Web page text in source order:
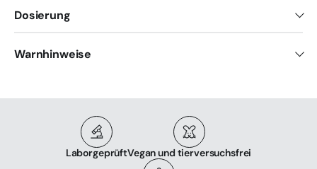
Dosierung
Warnhinweise
LaborgeprüftVegan und tierversuchsfrei